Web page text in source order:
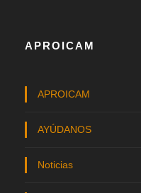
APROICAM
APROICAM
AYÚDANOS
Noticias